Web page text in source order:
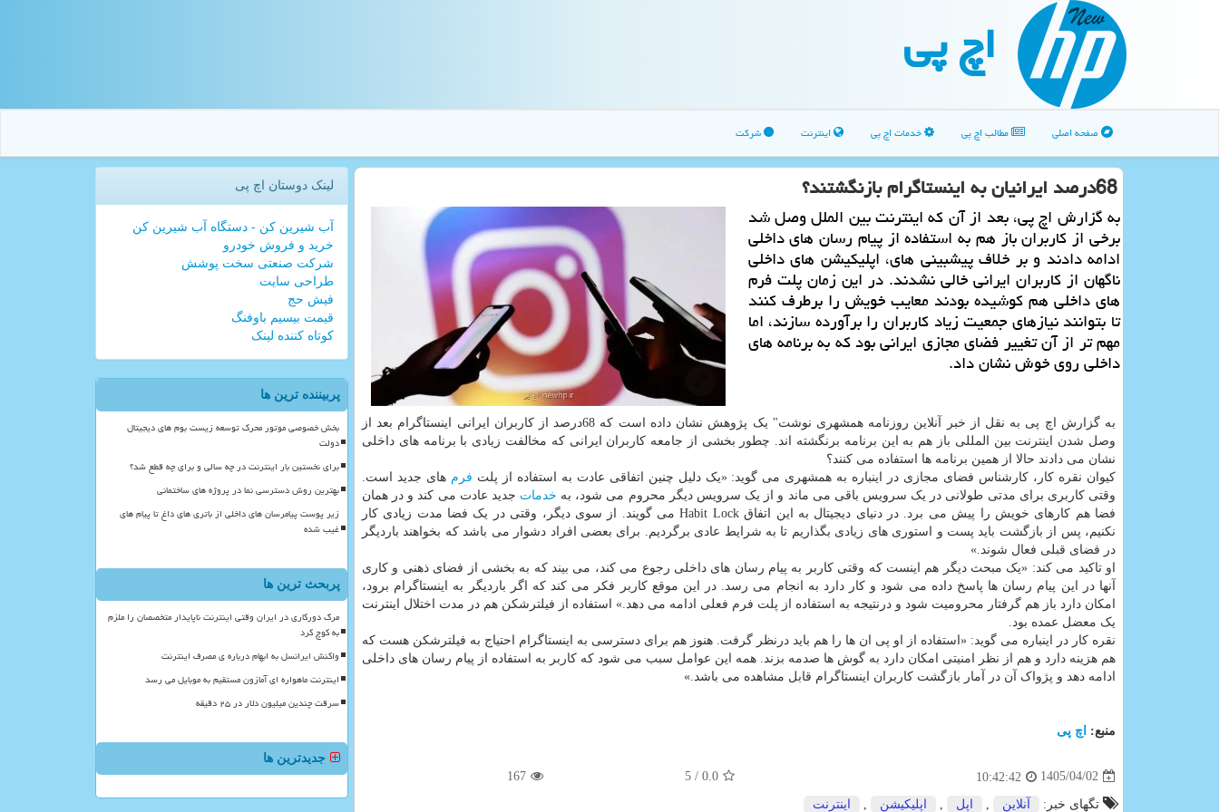
اچ پی
صفحه اصلی مطالب اچ پی خدمات اچ پی اینترنت شرکت
68درصد ایرانیان به اینستاگرام بازنگشتند؟
به گزارش اچ پی، بعد از آن که اینترنت بین الملل وصل شد
برخی از کاربران باز هم به استفاده از پیام رسان های داخلی
ادامه دادند و بر خلاف پیشبینی های، اپلیکیشن های داخلی
ناگهان از کاربران ایرانی خالی نشدند. در این زمان پلت فرم
های داخلی هم کوشیده بودند معایب خویش را برطرف کنند
تا بتوانند نیازهای جمعیت زیاد کاربران را برآورده سازند، اما
مهم تر از آن تغییر فضای مجازی ایرانی بود که به برنامه های
داخلی روی خوش نشان داد.
به گزارش اچ پی به نقل از خبر آنلاین روزنامه همشهری نوشت" یک پژوهش نشان داده است که 68درصد از کاربران ایرانی اینستاگرام بعد از
وصل شدن اینترنت بین المللی باز هم به این برنامه برنگشته اند. چطور بخشی از جامعه کاربران ایرانی که مخالفت زیادی با برنامه های داخلی
نشان می دادند حالا از همین برنامه ها استفاده می کنند؟
کیوان نقره کار، کارشناس فضای مجازی در اینباره به همشهری می گوید: «یک دلیل چنین اتفاقی عادت به استفاده از پلت فرم های جدید است.
وقتی کاربری برای مدتی طولانی در یک سرویس باقی می ماند و از یک سرویس دیگر محروم می شود، به خدمات جدید عادت می کند و در همان
فضا هم کارهای خویش را پیش می برد. در دنیای دیجیتال به این اتفاق Habit Lock می گویند. از سوی دیگر، وقتی در یک فضا مدت زیادی کار
نکنیم، پس از بازگشت باید پست و استوری های زیادی بگذاریم تا به شرایط عادی برگردیم. برای بعضی افراد دشوار می باشد که بخواهند باردیگر
در فضای قبلی فعال شوند.»
او تاکید می کند: «یک مبحث دیگر هم اینست که وقتی کاربر به پیام رسان های داخلی رجوع می کند، می بیند که به بخشی از فضای ذهنی و کاری
آنها در این پیام رسان ها پاسخ داده می شود و کار دارد به انجام می رسد. در این موقع کاربر فکر می کند که اگر باردیگر به اینستاگرام برود،
امکان دارد باز هم گرفتار محرومیت شود و درنتیجه به استفاده از پلت فرم فعلی ادامه می دهد.» استفاده از فیلترشکن هم در مدت اختلال اینترنت
یک معضل عمده بود.
نقره کار در اینباره می گوید: «استفاده از او پی ان ها را هم باید درنظر گرفت. هنوز هم برای دسترسی به اینستاگرام احتیاج به فیلترشکن هست که
هم هزینه دارد و هم از نظر امنیتی امکان دارد به گوش ها صدمه بزند. همه این عوامل سبب می شود که کاربر به استفاده از پیام رسان های داخلی
ادامه دهد و پژواک آن در آمار بازگشت کاربران اینستاگرام قابل مشاهده می باشد.»
منبع: اچ پی
1405/04/02
10:42:42
0.0
/ 5
167
تگهای خبر: آنلاین اپل اپلیكیشن اینترنت
لینک دوستان اچ پی
آب شیرین کن - دستگاه آب شیرین کن
خرید و فروش خودرو
شرکت صنعتی سخت پوشش
طراحی سایت
فیش حج
قیمت بیسیم باوفنگ
کوتاه کننده لینک
پربیننده ترین ها
بخش خصوصی موتور محرک توسعه زیست بوم های دیجیتال
دولت
برای نخستین بار اینترنت در چه سالی و برای چه قطع شد؟
بهترین روش دسترسی نما در پروژه های ساختمانی
زیر پوست پیامرسان های داخلی از باتری های داغ تا پیام های
غیب شده
پربحث ترین ها
مرگ دورکاری در ایران وقتی اینترنت ناپایدار متخصصان را ملزم
به کوچ کرد
واکنش ایرانسل به ابهام درباره ی مصرف اینترنت
اینترنت ماهواره ای آمازون مستقیم به موبایل می رسد
سرقت چندین میلیون دلار در ۲۵ دقیقه
جدیدترین ها